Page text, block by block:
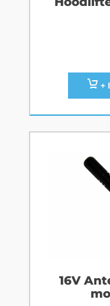
+
16V